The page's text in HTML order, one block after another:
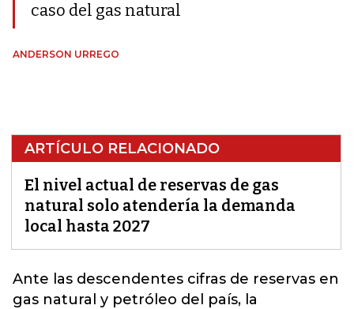
caso del gas natural
ANDERSON URREGO
ARTÍCULO RELACIONADO
El nivel actual de reservas de gas
natural solo atendería la demanda
local hasta 2027
Ante las descendentes cifras de reservas en
gas natural y petróleo del país, la